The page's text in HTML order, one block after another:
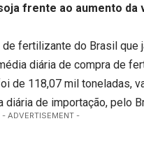
frente ao aumento da
fertilizante do Brasil que
diária de compra de
de 118,07 mil toneladas,
de importação, pelo
- ADVERTISEMENT -